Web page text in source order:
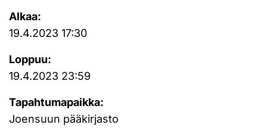
Alkaa:
19.4.2023 17:30
Loppuu:
19.4.2023 23:59
Tapahtumapaikka:
Joensuun pääkirjasto